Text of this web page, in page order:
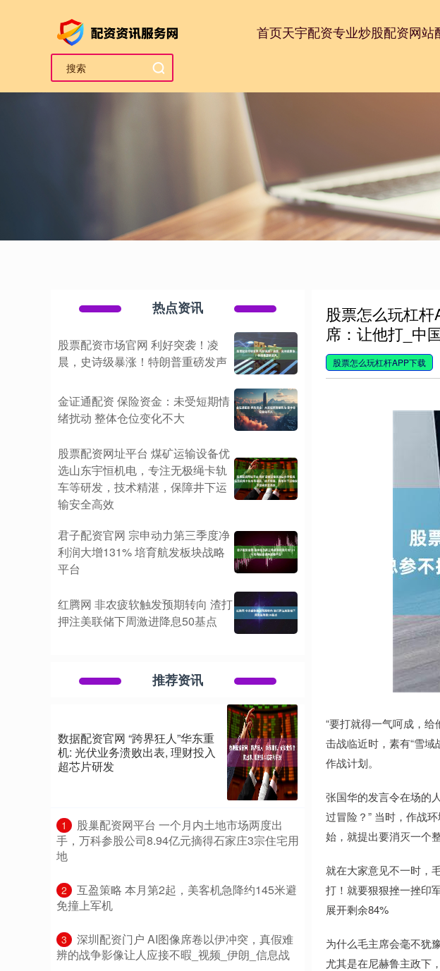
首页天宇配资专业炒股配资网站
股票怎么玩杠
席：让他打_中
股票怎么玩杠杆APP下载
“要打就得一气呵成，
击战临近时，素有“雪
作战计划。
张国华的发言令在场的
过冒险？” 当时，作战
始，就提出要消灭一个
就在大家意见不一时，
打！就要狠狠挫一挫印
展开剩余84%
为什么毛主席会毫不犹
尤其是在尼赫鲁主政下
热点资讯
股票配资市场官网 利好突袭！凌
晨，史诗级暴涨！特朗普重磅发声
金证通配资 保险资金：未受短期情
绪扰动 整体仓位变化不大
股票配资网址平台 煤矿运输设备优
选山东宇恒机电，专注无极绳卡轨
车等研发，技术精湛，保障井下运
输安全高效
君子配资官网 宗申动力第三季度净
利润大增131% 培育航发板块战略
平台
红腾网 非农疲软触发预期转向 渣打
押注美联储下周激进降息50基点
推荐资讯
数据配资官网 “跨界狂人”华东重
机: 光伏业务溃败出表, 理财投入
超芯片研发
1
​股巢配资网平台 一个月内土地市场两度出
手，万科参股公司8.94亿元摘得石家庄3宗住宅用
地
2
​互盈策略 本月第2起，美客机急降约145米避
免撞上军机
3
​深圳配资门户 AI图像席卷以伊冲突，真假难
辨的战争影像让人应接不暇_视频_伊朗_信息战